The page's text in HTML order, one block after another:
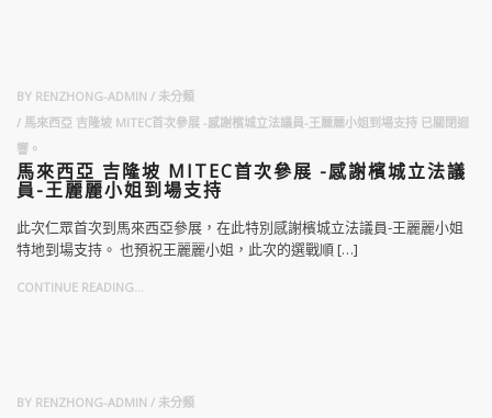
BY RENZHONG-ADMIN
未分類
馬來西亞 吉隆坡 MITEC首次參展 -感謝檳城立法議員-王麗麗小姐到場支持 已關閉迴
響。
馬來西亞 吉隆坡 MITEC首次參展 -感謝檳城立法議
員-王麗麗小姐到場支持
此次仁眾首次到馬來西亞參展，在此特別感謝檳城立法議員-王麗麗小姐
特地到場支持。 也預祝王麗麗小姐，此次的選戰順 […]
CONTINUE READING...
BY RENZHONG-ADMIN
未分類